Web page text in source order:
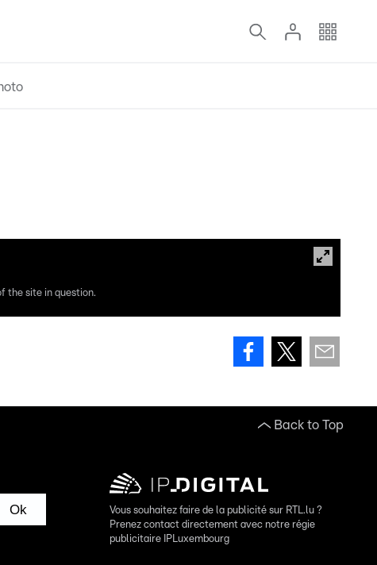
the site in question.
Back to Top
Ok
Vous souhaitez faire de la publicité sur RTL.lu ?
Prenez contact directement avec notre régie
publicitaire IPLuxembourg